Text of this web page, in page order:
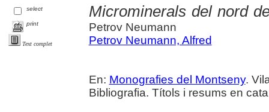
select
print
Text complet
Microminerals del nord
Petrov Neumann
Petrov Neumann, Alfred
En: Monografies del Montseny.
Bibliografia. Títols i resums en